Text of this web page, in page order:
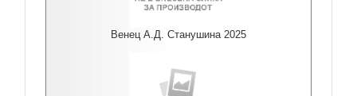
Венец А.Д. Станушина 2025